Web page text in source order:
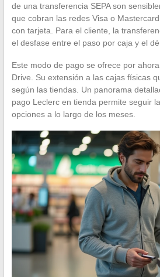
de una transferencia SEPA son
que cobran las redes Visa o
con tarjeta. Para el cliente, la
el desfase entre el paso por caja y el
Este modo de pago se ofrece por
Drive. Su extensión a las cajas físicas
según las tiendas. Un panorama
pago Leclerc en tienda permite seguir
opciones a lo largo de los meses.